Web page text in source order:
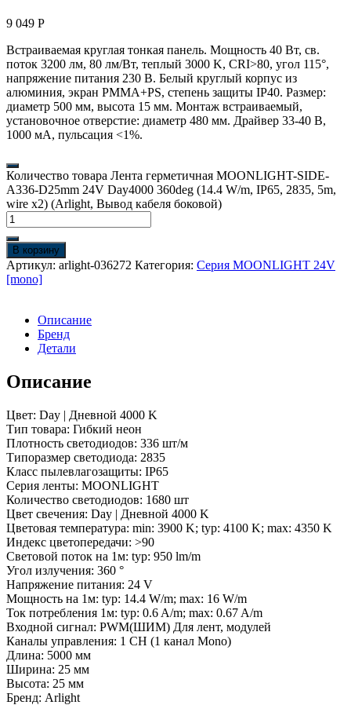
9 049 Р
Встраиваемая круглая тонкая панель. Мощность 40 Вт, св.
поток 3200 лм, 80 лм/Вт, теплый 3000 K, CRI>80, угол 115°,
напряжение питания 230 В. Белый круглый корпус из
алюминия, экран PMMA+PS, степень защиты IP40. Размер:
диаметр 500 мм, высота 15 мм. Монтаж встраиваемый,
установочное отверстие: диаметр 480 мм. Драйвер 33-40 В,
1000 мА, пульсация <1%.
Количество товара Лента герметичная MOONLIGHT-SIDE-
A336-D25mm 24V Day4000 360deg (14.4 W/m, IP65, 2835, 5m,
wire x2) (Arlight, Вывод кабеля боковой)
В корзину
Артикул: arlight-036272 Категория: Серия MOONLIGHT 24V
[mono]
Описание
Бренд
Детали
Описание
Цвет: Day | Дневной 4000 K
Тип товара: Гибкий неон
Плотность светодиодов: 336 шт/м
Типоразмер светодиода: 2835
Класс пылевлагозащиты: IP65
Серия ленты: MOONLIGHT
Количество светодиодов: 1680 шт
Цвет свечения: Day | Дневной 4000 K
Цветовая температура: min: 3900 K; typ: 4100 K; max: 4350 K
Индекс цветопередачи: >90
Световой поток на 1м: typ: 950 lm/m
Угол излучения: 360 °
Напряжение питания: 24 V
Мощность на 1м: typ: 14.4 W/m; max: 16 W/m
Ток потребления 1м: typ: 0.6 A/m; max: 0.67 A/m
Входной сигнал: PWM(ШИМ) Для лент, модулей
Каналы управления: 1 CH (1 канал Mono)
Длина: 5000 мм
Ширина: 25 мм
Высота: 25 мм
Бренд: Arlight